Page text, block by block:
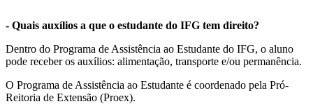
- Quais auxílios a que o estudante do IFG tem direito?
Dentro do Programa de Assistência ao Estudante do IFG, o aluno
pode receber os auxílios: alimentação, transporte e/ou permanência.
O Programa de Assistência ao Estudante é coordenado pela Pró-
Reitoria de Extensão (Proex).